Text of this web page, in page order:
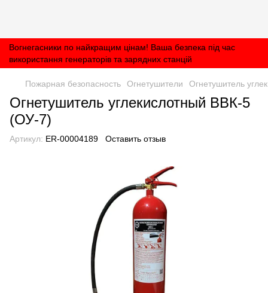
Вогнегасники по найкращим цінам! Ваша безпека під час
використання генераторів та зарядних станцій
Пожарная безопасность Огнетушители Огнетушитель
Огнетушитель углекислотный ВВК-5
(ОУ-7)
Артикул: ER-00004189 Оставить отзыв